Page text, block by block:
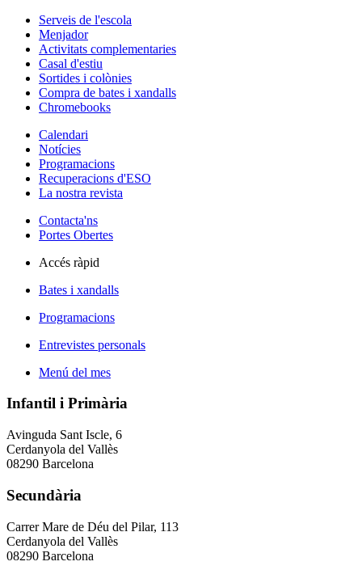
Serveis de l'escola
Menjador
Activitats complementaries
Casal d'estiu
Sortides i colònies
Compra de bates i xandalls
Chromebooks
Calendari
Notícies
Programacions
Recuperacions d'ESO
La nostra revista
Contacta'ns
Portes Obertes
Accés ràpid
Bates i xandalls
Programacions
Entrevistes personals
Menú del mes
Infantil i Primària
Avinguda Sant Iscle, 6
Cerdanyola del Vallès
08290 Barcelona
Secundària
Carrer Mare de Déu del Pilar, 113
Cerdanyola del Vallès
08290 Barcelona